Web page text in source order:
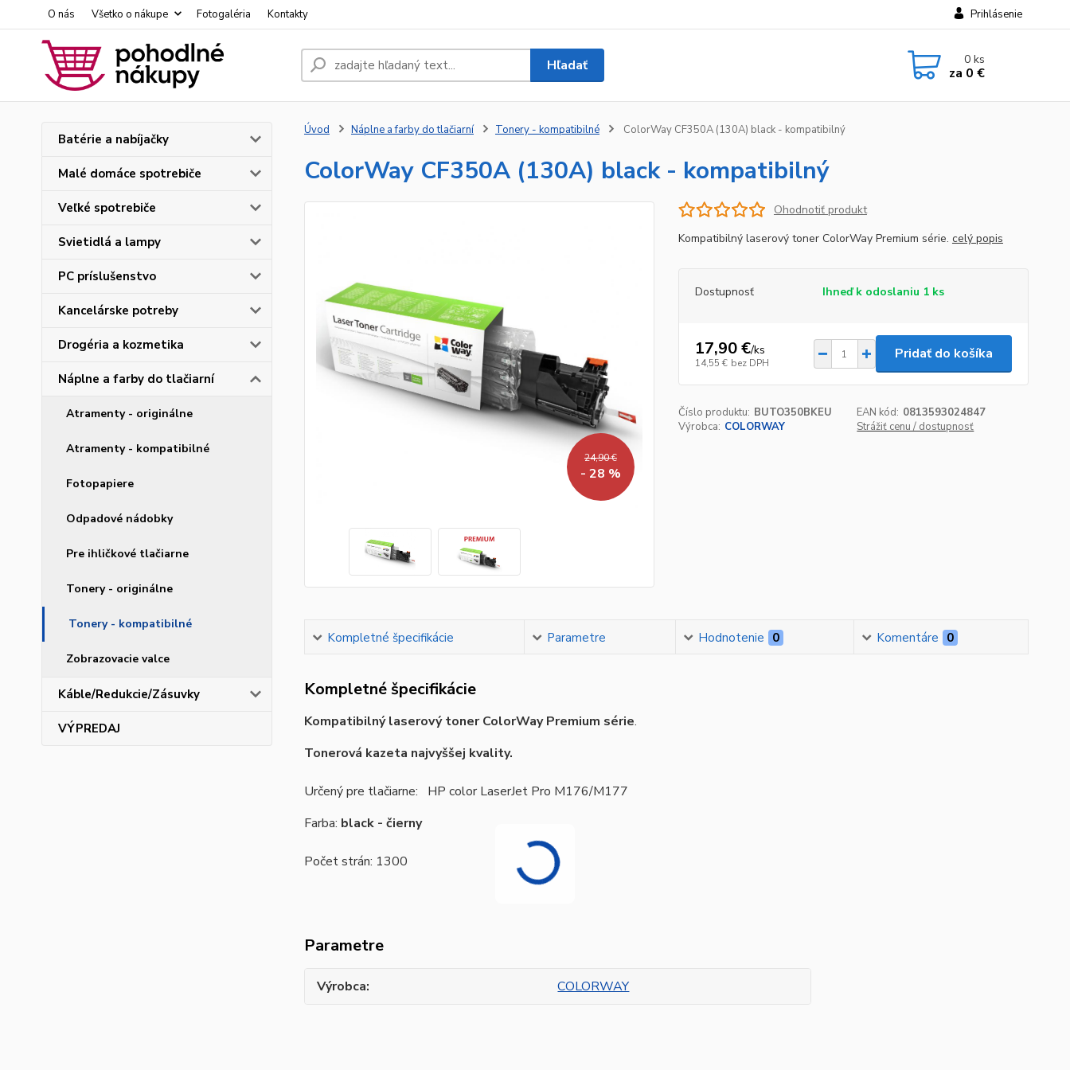
O nás Všetko o nákupe Fotogaléria Kontakty Prihlásenie
Hľadať 0ks
za 0 €
Batérie a nabíjačky
Malé domáce spotrebiče
Veľké spotrebiče
Svietidlá a lampy
PC príslušenstvo
Kancelárske potreby
Drogéria a kozmetika
Náplne a farby do tlačiarní
Atramenty - originálne
Atramenty - kompatibilné
Fotopapiere
Odpadové nádobky
Pre ihličkové tlačiarne
Tonery - originálne
Tonery - kompatibilné
Zobrazovacie valce
Káble/Redukcie/Zásuvky
VÝPREDAJ
Úvod Náplne a farby do tlačiarní Tonery - kompatibilné ColorWay CF350A (130A) black - kompatibilný
ColorWay CF350A (130A) black - kompatibilný
24,90 €
- 28 %
Ohodnotiť produkt
Kompatibilný laserový toner ColorWay Premium série. celý popis
Dostupnosť Ihneď k odoslaniu 1 ks
17,90 €/ks
14,55 € bez DPH
Pridať do košíka
Číslo produktu: BUTO350BKEU EAN kód: 0813593024847
Výrobca: COLORWAY Strážiť cenu / dostupnosť
Kompletné špecifikácie Parametre Hodnotenie 0 Komentáre 0
Kompletné špecifikácie
Kompatibilný laserový toner ColorWay Premium série.
Tonerová kazeta najvyššej kvality.
Určený pre tlačiarne: HP color LaserJet Pro M176/M177
Farba: black - čierny
Počet strán: 1300
Parametre
Výrobca COLORWAY